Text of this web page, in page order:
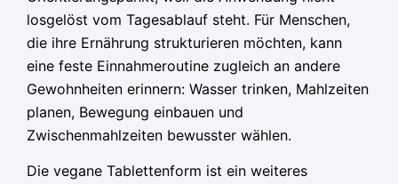
losgelöst vom Tagesablauf steht. Für Menschen,
die ihre Ernährung strukturieren möchten, kann
eine feste Einnahmeroutine zugleich an andere
Gewohnheiten erinnern: Wasser trinken, Mahlzeiten
planen, Bewegung einbauen und
Zwischenmahlzeiten bewusster wählen.
Die vegane Tablettenform ist ein weiteres